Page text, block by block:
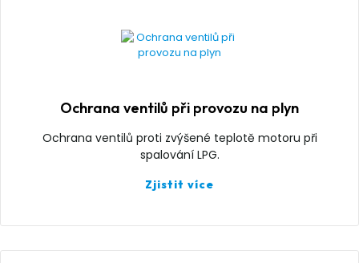
Ochrana ventilů při provozu na plyn
Ochrana ventilů proti zvýšené teplotě motoru při
spalování LPG.
Zjistit více